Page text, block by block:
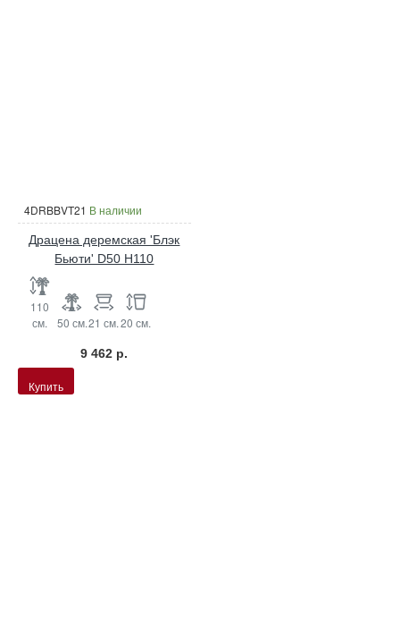
4DRBBVT21 В наличии
Драцена деремская 'Блэк
Бьюти' D50 H110
110
см.
50 см.21 см.20 см.
9 462 р.
Купить